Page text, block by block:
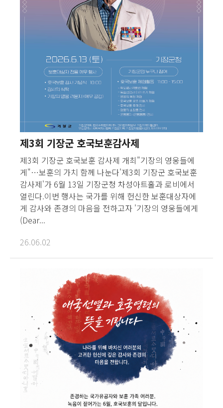
제3회 기장군 호국보훈감사제
제3회 기장군 호국보훈 감사제 개최"기장의 영웅들에
게"…보훈의 가치 함께 나눈다'제3회 기장군 호국보훈
감사제'가 6월 13일 기장군청 차성아트홀과 로비에서
열린다.이번 행사는 국가를 위해 헌신한 보훈대상자에
게 감사와 존경의 마음을 전하고자 '기장의 영웅들에게
(Dear...
26.06.02